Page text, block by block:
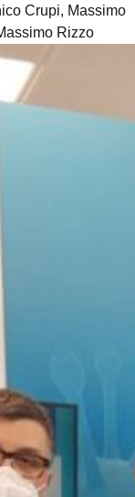
Crupi, Massimo
Rizzo